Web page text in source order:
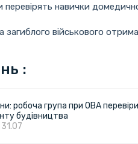
перевірять навички
загиблого військового
:
робоча група при ОВА
будівництва
31.07